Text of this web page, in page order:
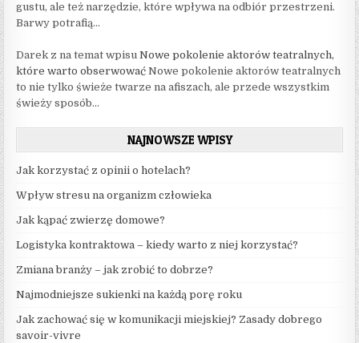
gustu, ale też narzędzie, które wpływa na odbiór przestrzeni.
Barwy potrafią...
Darek z na temat wpisuNowe pokolenie aktorów teatralnych,
które warto obserwować Nowe pokolenie aktorów teatralnych
to nie tylko świeże twarze na afiszach, ale przede wszystkim
świeży sposób...
NAJNOWSZE WPISY
Jak korzystać z opinii o hotelach?
Wpływ stresu na organizm człowieka
Jak kąpać zwierzę domowe?
Logistyka kontraktowa – kiedy warto z niej korzystać?
Zmiana branży – jak zrobić to dobrze?
Najmodniejsze sukienki na każdą porę roku
Jak zachować się w komunikacji miejskiej? Zasady dobrego
savoir-vivre